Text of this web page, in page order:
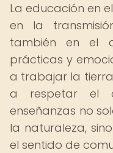
La educación en
en la
también en el
prácticas y
a trabajar la
a respetar el
enseñanzas no
la naturaleza,
el sentido de